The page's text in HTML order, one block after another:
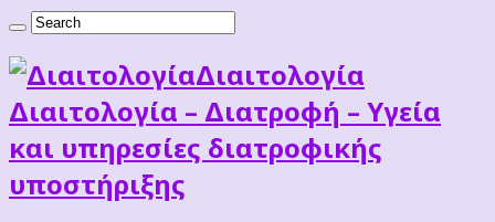
Διαιτoλογία
Διαιτολογία – Διατροφή – Υγεία
και υπηρεσίες διατροφικής
υποστήριξης